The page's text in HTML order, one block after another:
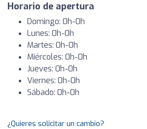
Horario de apertura
Domingo: 0h-0h
Lunes: 0h-0h
Martes: 0h-0h
Miércoles: 0h-0h
Jueves: 0h-0h
Viernes: 0h-0h
Sábado: 0h-0h
¿Quieres solicitar un cambio?